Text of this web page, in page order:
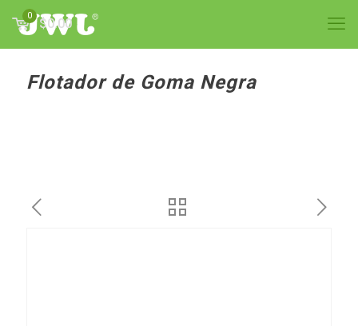
0
$0.00
Flotador de Goma Negra